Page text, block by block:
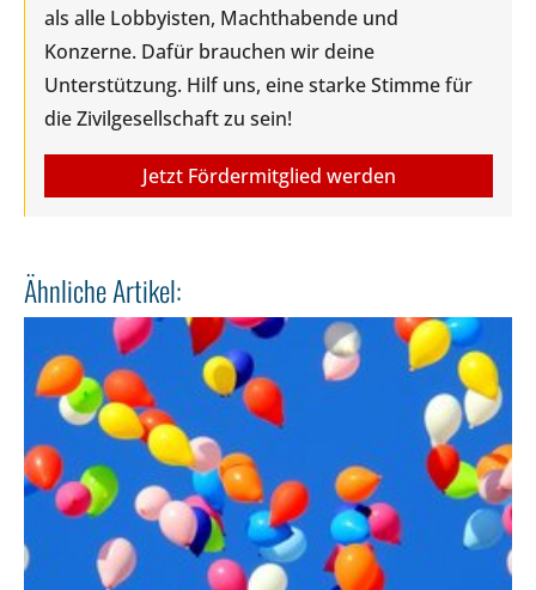
als alle Lobbyisten, Machthabende und
Konzerne. Dafür brauchen wir deine
Unterstützung. Hilf uns, eine starke Stimme für
die Zivilgesellschaft zu sein!
Jetzt Fördermitglied werden
Ähnliche Artikel: